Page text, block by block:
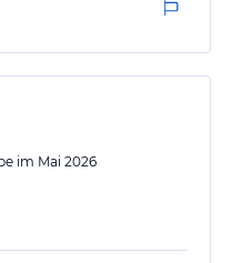
an der
20.00 Uhr) / Aerobicraum /
im Mai 2026